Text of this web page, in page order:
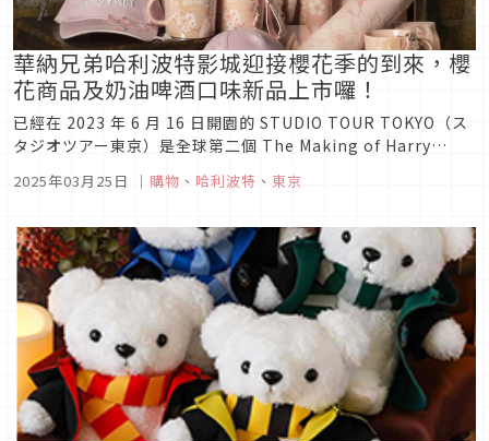
華納兄弟哈利波特影城迎接櫻花季的到來，櫻
花商品及奶油啤酒口味新品上市囉！
已經在 2023 年 6 月 16 日開園的 STUDIO TOUR TOKYO（ス
タジオツアー東京）是全球第二個 The Making of Harry
許多哈利波特迷們已經去過不止一次了吧！今年迎接即將到來的
2025年03月25日 ｜ 購物 、 哈利波特 、 東京